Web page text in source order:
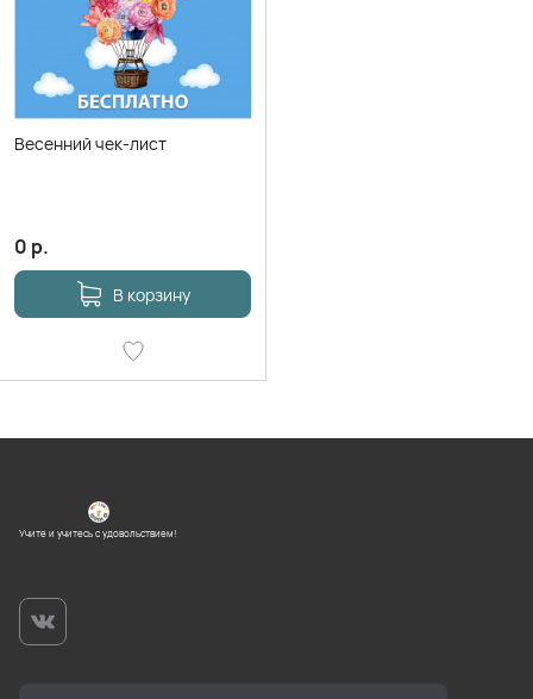
Весенний чек-лист
0 р.
В корзину
Учите и учитесь с удовольствием!